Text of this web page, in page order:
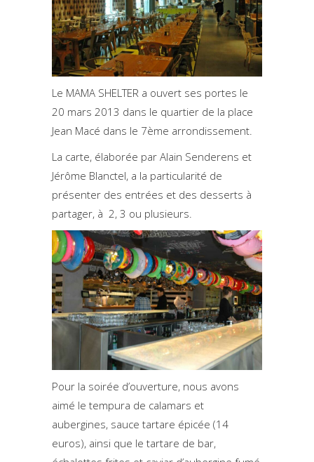
Le MAMA SHELTER a ouvert ses portes le
20 mars 2013 dans le quartier de la place
Jean Macé dans le 7ème arrondissement.
La carte, élaborée par Alain Senderens et
Jérôme Blanctel, a la particularité de
présenter des entrées et des desserts à
partager, à 2, 3 ou plusieurs.
Pour la soirée d’ouverture, nous avons
aimé le tempura de calamars et
aubergines, sauce tartare épicée (14
euros), ainsi que le tartare de bar,